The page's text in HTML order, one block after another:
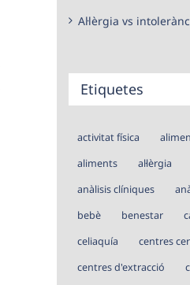
Al·lèrgia vs
Etiquetes
activitat física
aliments
al·lèrgia
anàlisis clíniques
bebè
benestar
celiaquía
centres
centres d'extracció